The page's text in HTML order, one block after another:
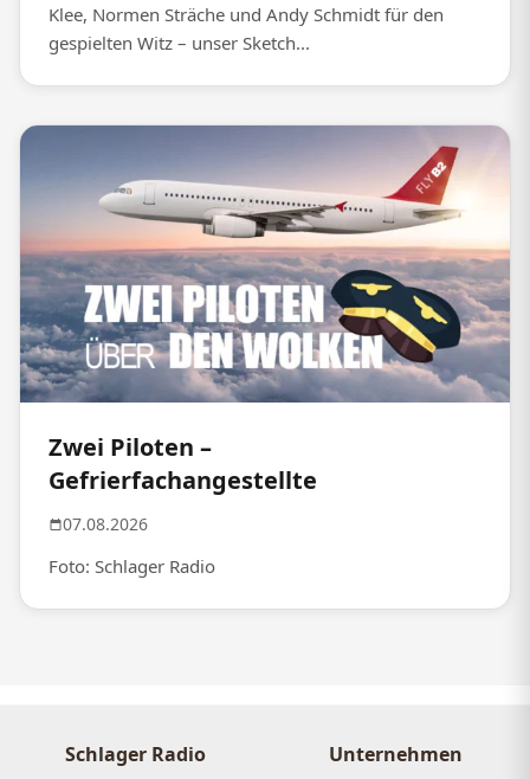
Klee, Normen Sträche und Andy Schmidt für den
gespielten Witz – unser Sketch...
Zwei Piloten –
Gefrierfachangestellte
07.08.2026
Foto: Schlager Radio
Schlager Radio Unternehmen